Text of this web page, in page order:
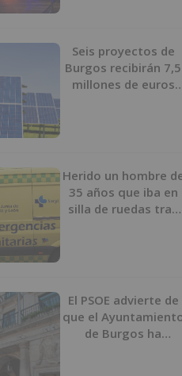
Seis proyectos de
Burgos recibirán 7,5
millones de euros
Herido un hombre
35 años que iba en
silla de ruedas tras
El PSOE advierte de
que el
de Burgos ha